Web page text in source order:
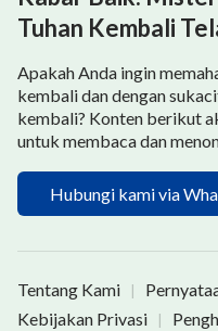
Tuhan Kembali
Apakah Anda ingin
kembali dan dengan
kembali? Konten berikut
untuk membaca dan
Hubungi kami via
Tentang Kami |
Kebijakan Privasi |